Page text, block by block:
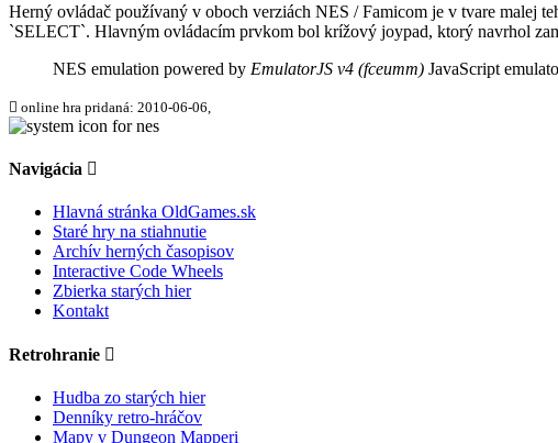
Herný ovládač používaný v oboch verziách NES / Famicom je v tvare malej
`SELECT`. Hlavným ovládacím prvkom bol krížový joypad, ktorý navrhol
NES emulation powered by EmulatorJS v4 (fceumm) JavaScript
online hra pridaná: 2010-06-06,
Navigácia
Hlavná stránka OldGames.sk
Staré hry na stiahnutie
Archív herných časopisov
Interactive Code Wheels
Zbierka starých hier
Kontakt
Retrohranie
Hudba zo starých hier
Denníky retro-hráčov
Mapy v Dungeon Mapperi